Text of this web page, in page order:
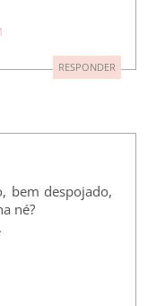
RESPONDER
bem despojado,
né?